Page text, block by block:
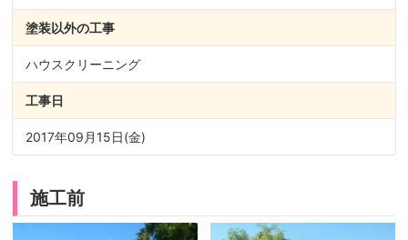
塗装以外の工事
ハウスクリーニング
工事日
2017年09月15日(金)
施工前